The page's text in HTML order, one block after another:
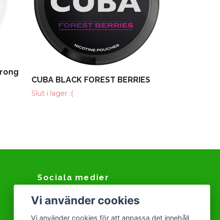
CUBA BLACK FOREST BERRIES
Slut i lager :(
Sociala medier
Facebook
Instagram
Vi använder cookies
Vi använder cookies för att anpassa det innehåll